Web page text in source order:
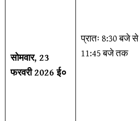
सोमवार, 23
फरवरी 2026 ई०
प्रातः 8:30 बजे से
11:45 बजे तक